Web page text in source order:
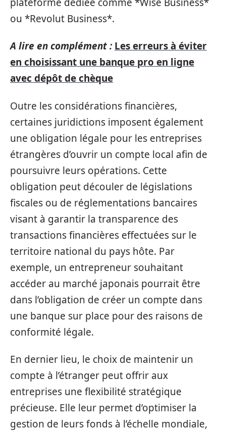
ou *Revolut Business*.
A lire en complément : Les erreurs à éviter
en choisissant une banque pro en ligne
avec dépôt de chèque
Outre les considérations financières,
certaines juridictions imposent également
une obligation légale pour les entreprises
étrangères d’ouvrir un compte local afin de
poursuivre leurs opérations. Cette
obligation peut découler de législations
fiscales ou de réglementations bancaires
visant à garantir la transparence des
transactions financières effectuées sur le
territoire national du pays hôte. Par
exemple, un entrepreneur souhaitant
accéder au marché japonais pourrait être
dans l’obligation de créer un compte dans
une banque sur place pour des raisons de
conformité légale.
En dernier lieu, le choix de maintenir un
compte à l’étranger peut offrir aux
entreprises une flexibilité stratégique
précieuse. Elle leur permet d’optimiser la
gestion de leurs fonds à l’échelle mondiale,